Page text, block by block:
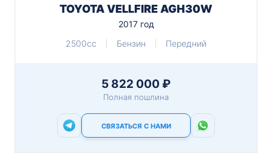
TOYOTA VELLFIRE AGH30W
2017 год
2500cc
Бензин Передний
5 822 000 ₽
Полная пошлина
СВЯЗАТЬСЯ С НАМИ